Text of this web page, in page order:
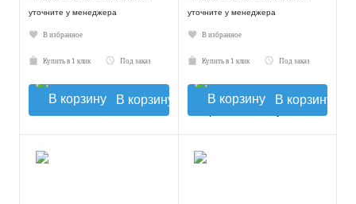
уточните у менеджера
В избранное
Купить в 1 клик Под заказ
В корзину
уточните у менеджера
В избранное
Купить в 1 клик Под заказ
В корзину